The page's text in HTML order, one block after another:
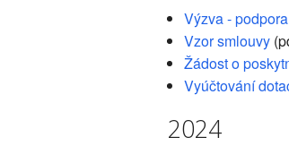
Výzva -
Vzor smlouvy
Žádost o
Vyúčtování
2024